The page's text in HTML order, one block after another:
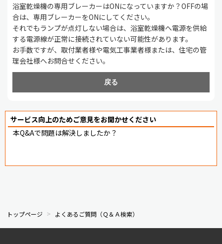
浴室乾燥機の専用ブレーカーはONになっていますか？OFFの場
合は、専用ブレーカーをONにしてください。
それでもランプが点灯しない場合は、浴室乾燥機へ電源を供給
する電源線が正常に接続されていない可能性があります。
お手数ですが、取付業者様や電気工事業者様または、住宅の管
理会社様へお問合せください。
戻る
サービス向上のためご意見をお聞かせください
本Q&Aで問題は解決しましたか？
トップページ よくあるご質問（Ｑ＆Ａ検索）